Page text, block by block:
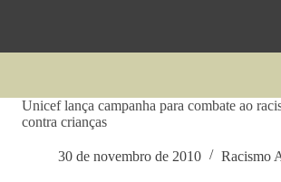
Unicef lança campanha para combate ao
contra crianças
30 de novembro de 2010 Racismo